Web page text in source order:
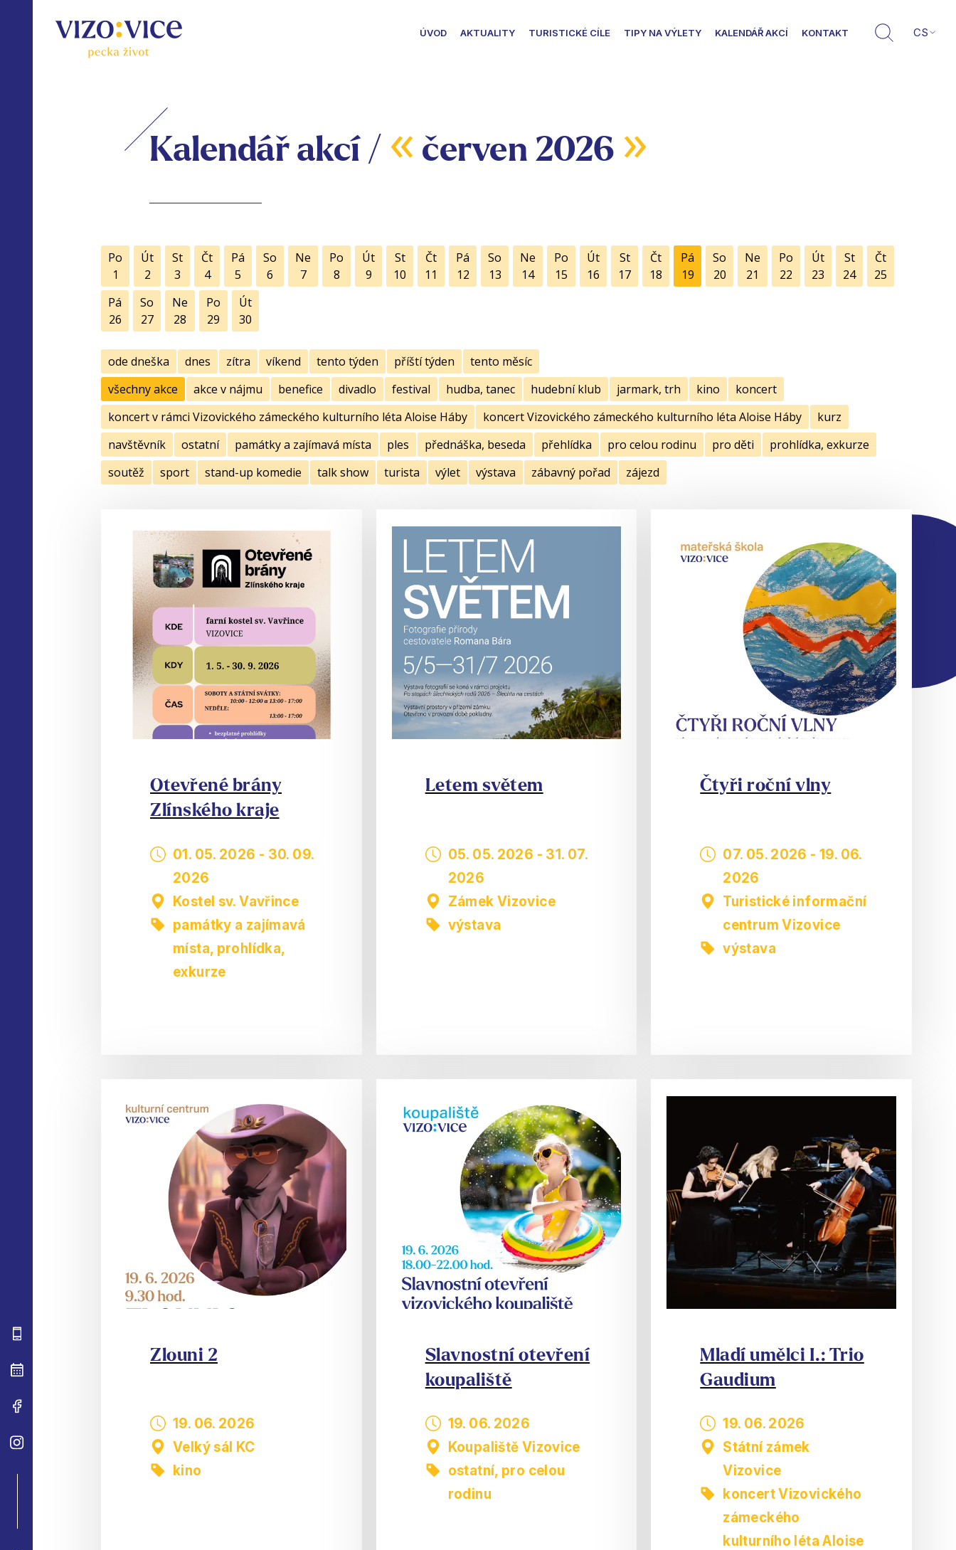
ÚVOD AKTUALITY TURISTICKÉ CÍLE TIPY NA VÝLETY KALENDÁŘ AKCÍ KONTAKT CS
Kalendář akcí / « červen 2026 »
Po
1
Út
2
St
3
Čt
4
Pá
5
So
6
Ne
7
Po
8
Út
9
St
10
Čt
11
Pá
12
So
13
Ne
14
Po
15
Út
16
St
17
Čt
18
Pá
19
So
20
Ne
21
Po
22
Út
23
St
24
Čt
25
Pá
26
So
27
Ne
28
Po
29
Út
30
ode dneška dnes zítra víkend tento týden příští týden
tento měsíc
všechny akce
akce v nájmu benefice divadlo festival hudba, tanec hudební klub jarmark, trh kino
koncert
koncert v rámci Vizovického zámeckého kulturního léta Aloise Háby
koncert Vizovického zámeckého kulturního léta Aloise Háby
kurz
navštěvník
ostatní památky a zajímavá místa ples přednáška, beseda přehlídka pro celou rodinu pro děti
prohlídka, exkurze
soutěž
sport stand-up komedie talk show turista výlet výstava zábavný pořad zájezd
Otevřené brány
Zlínského kraje
01. 05. 2026 - 30. 09.
2026
Kostel sv. Vavřince
památky a zajímavá
místa, prohlídka,
exkurze
Letem světem
05. 05. 2026 - 31. 07.
2026
Zámek Vizovice
výstava
Čtyři roční vlny
07. 05. 2026 -19. 06.
2026
Turistické informační
centrum Vizovice
výstava
Zlouni 2
19. 06. 2026
Velký sál KC
kino
Slavnostní otevření
koupaliště
19. 06. 2026
Koupaliště Vizovice
ostatní, pro celou
rodinu
Mladí umělci I.: Trio
Gaudium
19. 06. 2026
Státní zámek
Vizovice
koncert Vizovického
zámeckého
kulturního léta Aloise